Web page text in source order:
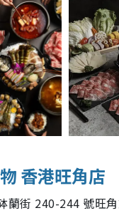
香港旺角店
蘭街 240-244 號旺